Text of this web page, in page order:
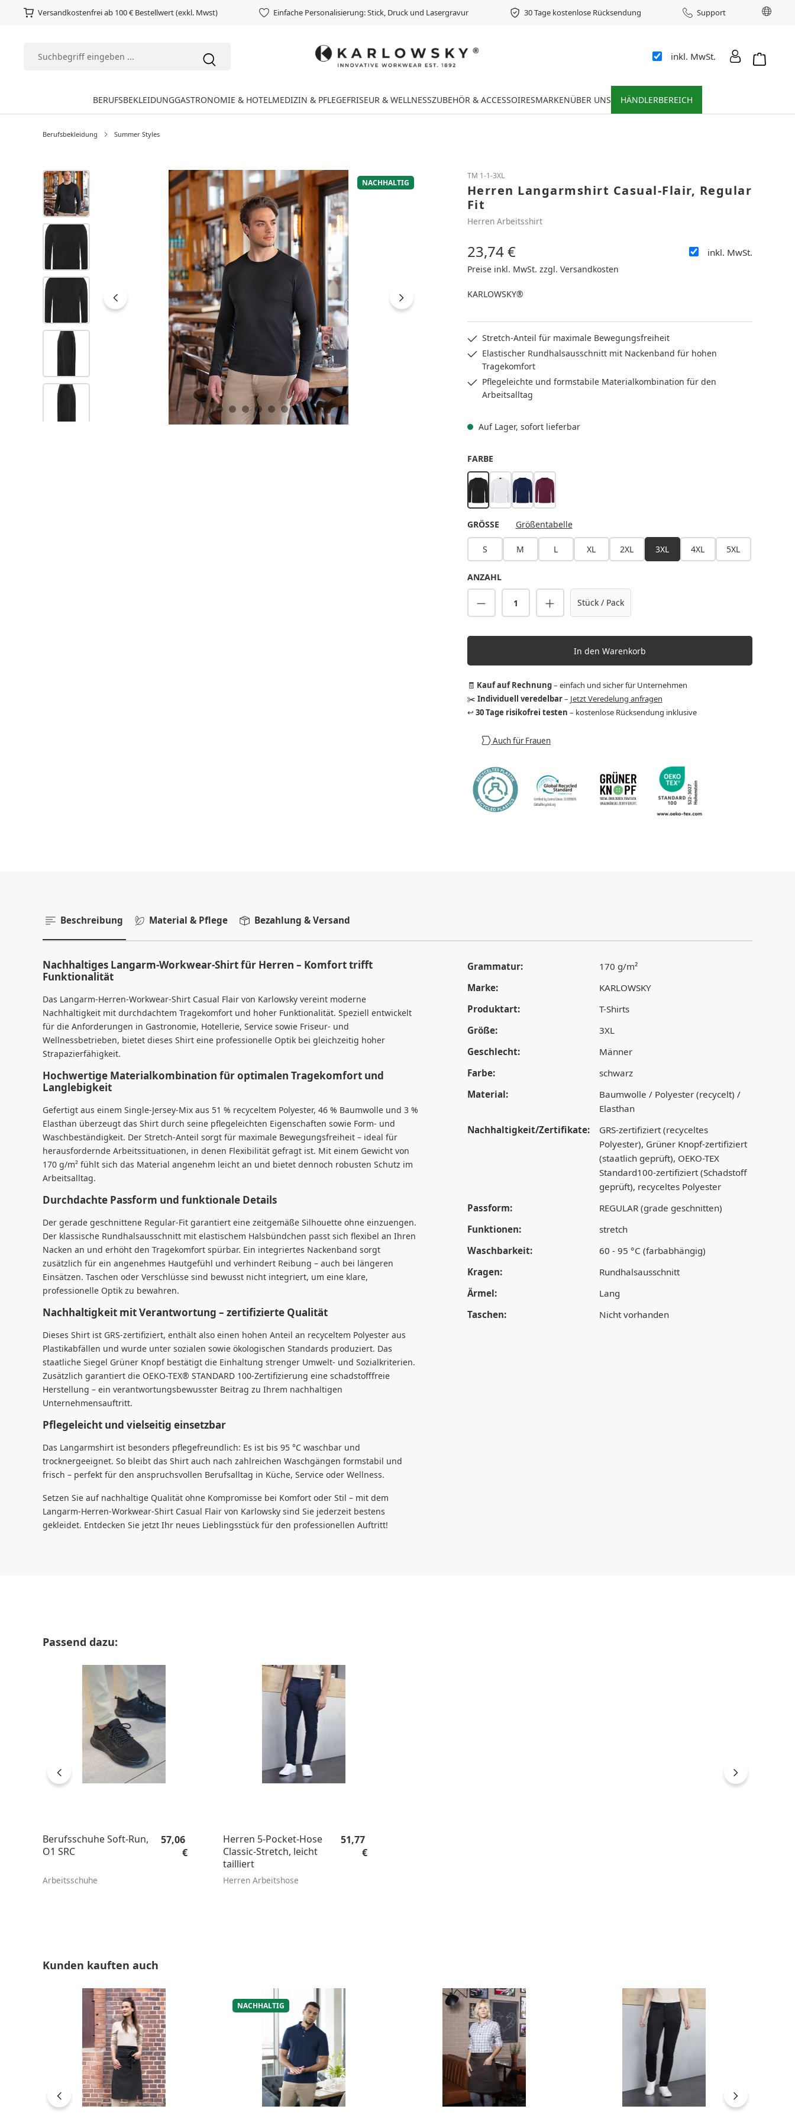
Versandkostenfrei ab 100 € Bestellwert (exkl. Mwst) Einfache Personalisierung: Stick, Druck und Lasergravur 30 Tage kostenlose Rücksendung Support
inkl. MwSt.
BERUFSBEKLEIDUNGGASTRONOMIE & HOTELMEDIZIN & PFLEGEFRISEUR & WELLNESSZUBEHÖR & ACCESSOIRESMARKENÜBER UNS HÄNDLERBEREICH
Berufsbekleidung Summer Styles
Bildergalerie überspringen
NACHHALTIG
TM 1-1-3XL
Herren Langarmshirt Casual-Flair, Regular
Fit
Herren Arbeitsshirt
Regulärer Preis:
23,74 € inkl. MwSt.
Preise inkl. MwSt. zzgl. Versandkosten
KARLOWSKY®
Stretch-Anteil für maximale Bewegungsfreiheit
Elastischer Rundhalsausschnitt mit Nackenband für hohen
Tragekomfort
Pflegeleichte und formstabile Materialkombination für den
Arbeitsalltag
Auf Lager, sofort lieferbar
FARBEAUSWÄHLEN
schwarzweiß marine aubergine
GRÖSSE AUSWÄHLEN
Größentabelle
S M L XL 2XL 3XL 4XL 5XL
ANZAHL
Produkt Anzahl: Gib den gewünschten Wert
Stück / Pack
In den Warenkorb
🧾 Kauf auf Rechnung– einfach und sicher für Unternehmen
✂️ Individuell veredelbar– Jetzt Veredelung anfragen
↩️ 30 Tage risikofrei testen – kostenlose Rücksendung inklusive
Auch für Frauen
Beschreibung Material & Pflege Bezahlung & Versand
Nachhaltiges Langarm-Workwear-Shirt für Herren – Komfort trifft
Funktionalität
Das Langarm-Herren-Workwear-Shirt Casual Flair von Karlowsky vereint moderne
Nachhaltigkeit mit durchdachtem Tragekomfort und hoher Funktionalität. Speziell entwickelt
für die Anforderungen in Gastronomie, Hotellerie, Service sowie Friseur- und
Wellnessbetrieben, bietet dieses Shirt eine professionelle Optik bei gleichzeitig hoher
Strapazierfähigkeit.
Hochwertige Materialkombination für optimalen Tragekomfort und
Langlebigkeit
Gefertigt aus einem Single-Jersey-Mix aus 51 % recyceltem Polyester, 46 % Baumwolle und 3 %
Elasthan überzeugt das Shirt durch seine pflegeleichten Eigenschaften sowie Form- und
Waschbeständigkeit. Der Stretch-Anteil sorgt für maximale Bewegungsfreiheit – ideal für
herausfordernde Arbeitssituationen, in denen Flexibilität gefragt ist. Mit einem Gewicht von
170 g/m² fühlt sich das Material angenehm leicht an und bietet dennoch robusten Schutz im
Arbeitsalltag.
Durchdachte Passform und funktionale Details
Der gerade geschnittene Regular-Fit garantiert eine zeitgemäße Silhouette ohne einzuengen.
Der klassische Rundhalsausschnitt mit elastischem Halsbündchen passt sich flexibel an Ihren
Nacken an und erhöht den Tragekomfort spürbar. Ein integriertes Nackenband sorgt
zusätzlich für ein angenehmes Hautgefühl und verhindert Reibung – auch bei längeren
Einsätzen. Taschen oder Verschlüsse sind bewusst nicht integriert, um eine klare,
professionelle Optik zu bewahren.
Nachhaltigkeit mit Verantwortung – zertifizierte Qualität
Dieses Shirt ist GRS-zertifiziert, enthält also einen hohen Anteil an recyceltem Polyester aus
Plastikabfällen und wurde unter sozialen sowie ökologischen Standards produziert. Das
staatliche Siegel Grüner Knopf bestätigt die Einhaltung strenger Umwelt- und Sozialkriterien.
Zusätzlich garantiert die OEKO-TEX® STANDARD 100-Zertifizierung eine schadstofffreie
Herstellung – ein verantwortungsbewusster Beitrag zu Ihrem nachhaltigen
Unternehmensauftritt.
Pflegeleicht und vielseitig einsetzbar
Das Langarmshirt ist besonders pflegefreundlich: Es ist bis 95 °C waschbar und
trocknergeeignet. So bleibt das Shirt auch nach zahlreichen Waschgängen formstabil und
frisch – perfekt für den anspruchsvollen Berufsalltag in Küche, Service oder Wellness.
Setzen Sie auf nachhaltige Qualität ohne Kompromisse bei Komfort oder Stil – mit dem
Langarm-Herren-Workwear-Shirt Casual Flair von Karlowsky sind Sie jederzeit bestens
gekleidet. Entdecken Sie jetzt Ihr neues Lieblingsstück für den professionellen Auftritt!
Grammatur:
170 g/m²
Marke:
KARLOWSKY
Produktart:
T-Shirts
Größe:
3XL
Geschlecht:
Männer
Farbe:
schwarz
Material:
Baumwolle / Polyester (recycelt) /
Elasthan
Nachhaltigkeit/Zertifikate:
GRS-zertifiziert (recyceltes
Polyester), Grüner Knopf-zertifiziert
(staatlich geprüft), OEKO-TEX
Standard100-zertifiziert (Schadstoff
geprüft), recyceltes Polyester
Passform:
REGULAR (grade geschnitten)
Funktionen:
stretch
Waschbarkeit:
60 - 95 °C (farbabhängig)
Kragen:
Rundhalsausschnitt
Ärmel:
Lang
Taschen:
Nicht vorhanden
Produktgalerie überspringen
Passend dazu:
Berufsschuhe Soft-Run,
O1 SRC
Arbeitsschuhe
Regulärer Preis:
57,06
€
Herren 5-Pocket-Hose
Classic-Stretch, leicht
tailliert
Herren Arbeitshose
Regulärer Preis:
51,77
€
Produktgalerie überspringen
Kunden kauften auch
NACHHALTIG